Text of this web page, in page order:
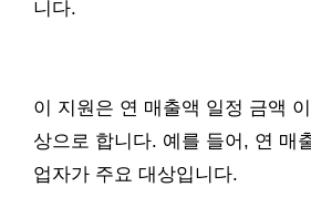
니다.
이 지원은 연 매출액 일정 금액
상으로 합니다. 예를 들어, 연 매
업자가 주요 대상입니다.